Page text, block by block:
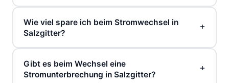
Sie beim Grundversorger E.ON in Salzgitter aktuell
rund 1.647 € pro Jahr. Das entspricht einem
Arbeitspreis von 42,60 Cent pro kWh zuzüglich
eines monatlichen Grundpreises von 13,00 €.
Günstigere Tarife beginnen bereits ab 1.191 €
Wie viel spare ich beim Stromwechsel in
Salzgitter?
in Salzgitter bis zu 456 € pro Jahr sparen – bei
identischer Stromqualität und gleicher
Gibt es beim Wechsel eine
Stromunterbrechung in Salzgitter?